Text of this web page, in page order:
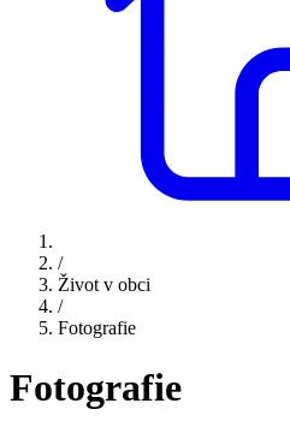
/
Život v obci
/
Fotografie
Fotografie